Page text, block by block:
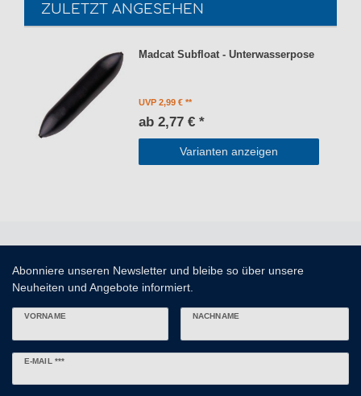
ZULETZT ANGESEHEN
Madcat Subfloat - Unterwasserpose
UVP 2,99 €
ab 2,77 € *
Varianten anzeigen
Abonniere unseren Newsletter und bleibe so über unsere
Neuheiten und Angebote informiert.
VORNAME NACHNAME
E-MAIL ***
Newsletter